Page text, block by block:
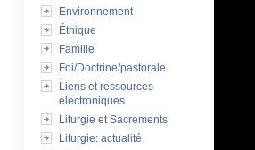
Environnement
Éthique
Famille
Foi/Doctrine/pastorale
Liens et ressources
électroniques
Liturgie et Sacrements
Liturgie: actualité